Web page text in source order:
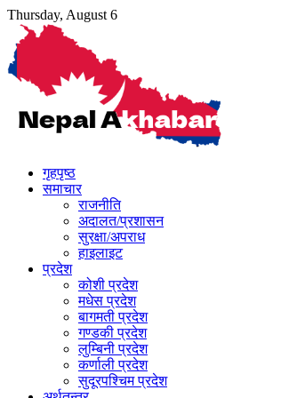
Skip
content
Thursday, August 6
गृहपृष्ठ
समाचार
राजनीति
अदालत/प्रशासन
सुरक्षा/अपराध
हाइलाइट
प्रदेश
कोशी प्रदेश
मधेस प्रदेश
बागमती प्रदेश
गण्डकी प्रदेश
लुम्बिनी प्रदेश
कर्णाली प्रदेश
सुदूरपश्चिम प्रदेश